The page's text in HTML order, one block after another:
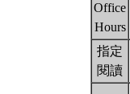
Office
Hours
指定
閱讀